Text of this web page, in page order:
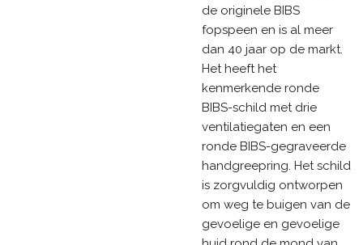
de originele BIBS
fopspeen en is al meer
dan 40 jaar op de markt.
Het heeft het
kenmerkende ronde
BIBS-schild met drie
ventilatiegaten en een
ronde BIBS-gegraveerde
handgreepring. Het schild
is zorgvuldig ontworpen
om weg te buigen van de
gevoelige en gevoelige